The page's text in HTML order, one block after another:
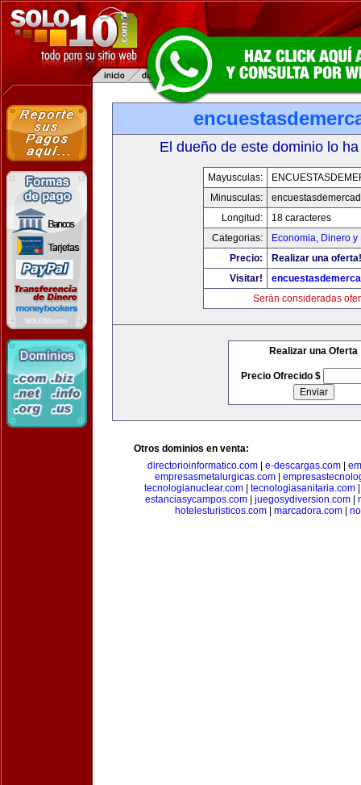
El dueño de este dominio lo
Mayusculas:
Minusculas:
Longitud:
18 caracteres
Categorias:
Economia, Dinero y
Precio:
Realizar una oferta!
Visitar!
Serán consideradas
Realizar una Oferta
Precio Ofrecido $
Otros dominios en venta:
directorioinformatico.com
e-descargas.com
empresasmetalurgicas.com|
tecnologianuclear.com| tecnologiasanitaria.com
estanciasycampos.com| juegosydiversion.com|
hotelesturisticos.com
marcadora.com